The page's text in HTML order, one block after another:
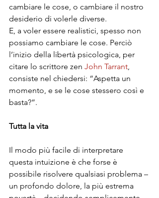
cambiare le cose, o cambiare il nostro
desiderio di volerle diverse.
E, a voler essere realistici, spesso non
possiamo cambiare le cose. Perciò
l’inizio della libertà psicologica, per
citare lo scrittore zen John Tarrant
consiste nel chiedersi: “Aspetta un
momento, e se le cose stessero così e
basta?”.
Tutta la vita
Il modo più facile di interpretare
questa intuizione è che forse è
possibile risolvere qualsiasi problema –
un profondo dolore, la più estrema